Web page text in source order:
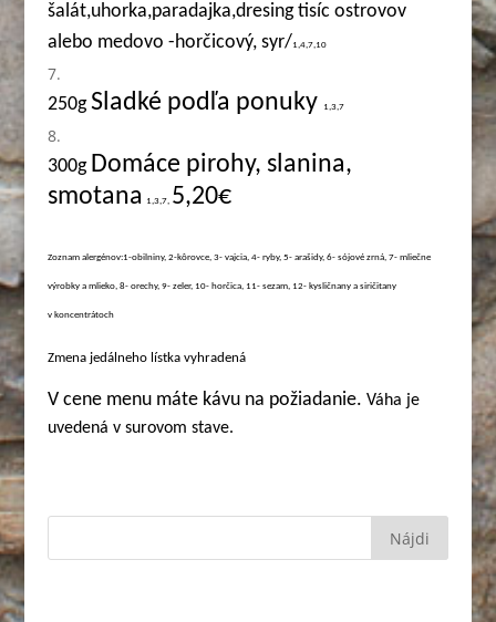
šalát,uhorka,paradajka,dresing tisíc ostrovov
alebo medovo -horčicový, syr/1,4,7,10
250g Sladké podľa ponuky 1,3,7
300g Domáce pirohy, slanina,
smotana
1,3,7, 5,20€
Zoznam alergénov:1-obilniny, 2-kôrovce, 3- vajcia, 4- ryby, 5- arašidy, 6- sójové zrná, 7- mliečne
výrobky a mlieko, 8- orechy, 9- zeler, 10- horčica, 11- sezam, 12- kysličnany a siričitany
v koncentrátoch
Zmena jedálneho lístka vyhradená
V cene menu máte kávu na požiadanie. Váha je
uvedená v surovom stave.